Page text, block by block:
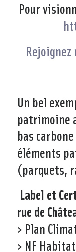
Pour
Rejoignez
Un bel
patrimoine
bas
éléments
(parquets,
Label et
rue de
> Plan
> NF